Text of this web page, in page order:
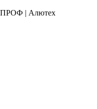
| Алютех